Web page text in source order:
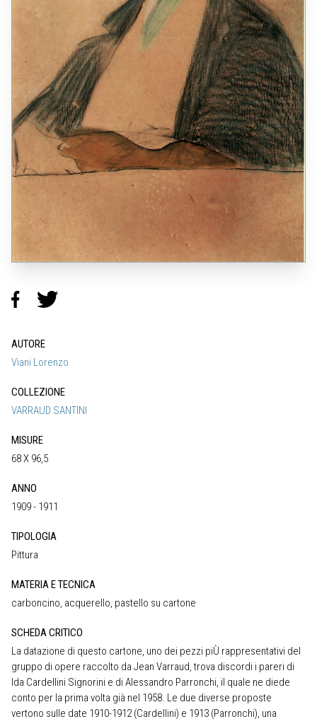
AUTORE
Viani Lorenzo
COLLEZIONE
VARRAUD SANTINI
MISURE
68 X 96,5
ANNO
1909 - 1911
TIPOLOGIA
Pittura
MATERIA E TECNICA
carboncino, acquerello, pastello su cartone
SCHEDA CRITICO
La datazione di questo cartone, uno dei pezzi piÙ rappresentativi del
gruppo di opere raccolto da Jean Varraud, trova discordi i pareri di
Ida Cardellini Signorini e di Alessandro Parronchi, il quale ne diede
conto per la prima volta già nel 1958. Le due diverse proposte
vertono sulle date 1910-1912 (Cardellini) e 1913 (Parronchi), una